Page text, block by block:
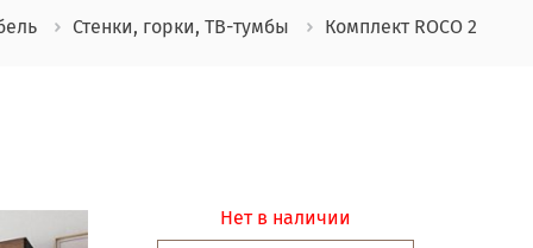
Стенки, горки, ТВ-тумбы Комплект ROCO 2
Нет в наличии